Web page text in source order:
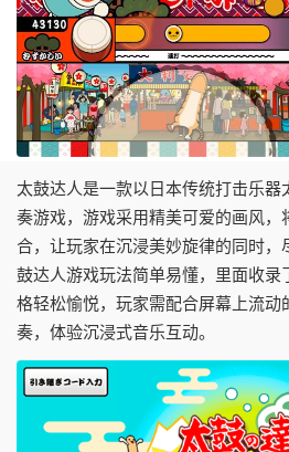
太鼓达人是一款以日本传统打击乐器
奏游戏，游戏采用精美可爱的画风，
合，让玩家在沉浸美妙旋律的同时，
鼓达人游戏玩法简单易懂，里面收录
格轻松愉悦，玩家需配合屏幕上流动
奏，体验沉浸式音乐互动。